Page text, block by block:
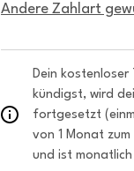
Andere Zahlart
Dein
kündigst, wird
fortgesetzt
von 1 Monat
und ist